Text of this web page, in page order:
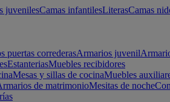
juvenilesCamas infantilesLiterasCamas
puertas correderasArmarios juvenil
EstanteriasMuebles recibidores
Mesas y sillas de cocinaMuebles
de matrimonioMesitas de noche